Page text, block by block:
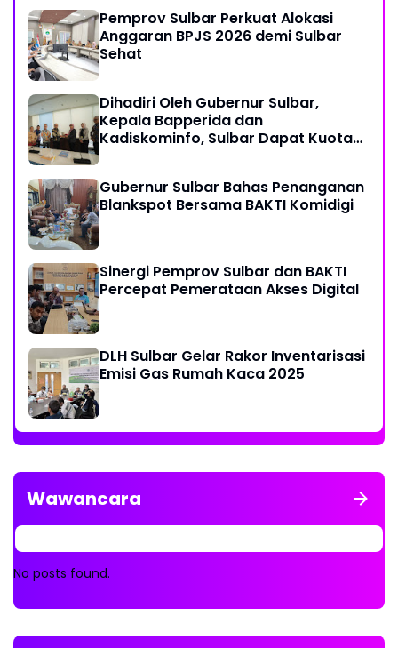
Pemprov Sulbar Perkuat Alokasi
Anggaran BPJS 2026 demi Sulbar
Sehat
Dihadiri Oleh Gubernur Sulbar,
Kepala Bapperida dan
Kadiskominfo, Sulbar Dapat Kuota
Gubernur Sulbar Bahas Penanganan
Blankspot Bersama BAKTI Komidigi
Sinergi Pemprov Sulbar dan BAKTI
Percepat Pemerataan Akses Digital
DLH Sulbar Gelar Rakor Inventarisasi
Emisi Gas Rumah Kaca 2025
Wawancara
No posts found.